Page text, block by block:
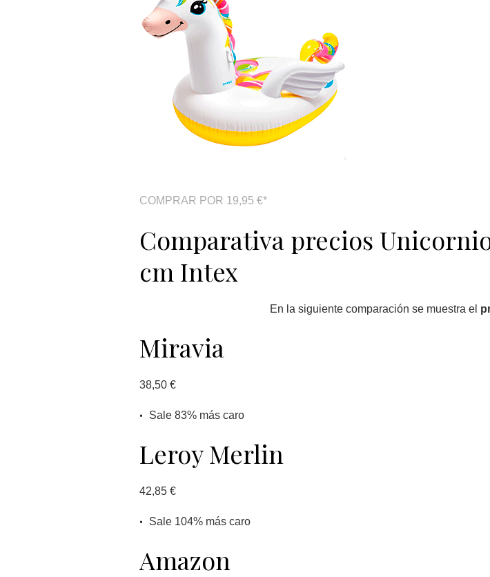
COMPRAR POR 19,95 €*
Comparativa precios
cm Intex
En la siguiente comparación se muestra el
Miravia
38,50 €
Sale 83% más caro
Leroy Merlin
42,85 €
Sale 104% más caro
Amazon